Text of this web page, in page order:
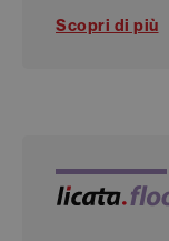
Scopri di più